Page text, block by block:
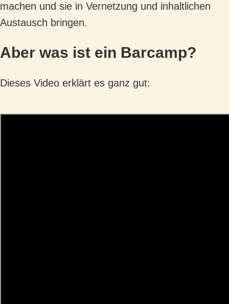
machen und sie in Vernetzung und inhaltlichen
Austausch bringen.
Aber was ist ein Barcamp?
Dieses Video erklärt es ganz gut: